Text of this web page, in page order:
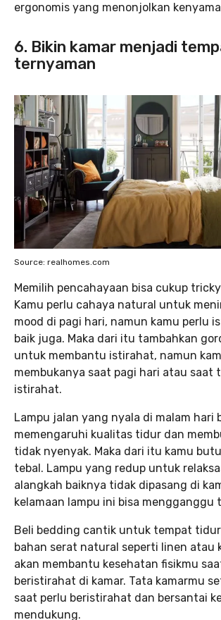
ergonomis yang menonjolkan
6. Bikin kamar menjadi
ternyaman
Source: realhomes.com
Memilih pencahayaan bisa cukup
Kamu perlu cahaya natural untuk
mood di pagi hari, namun kamu perlu
baik juga. Maka dari itu tambahkan
untuk membantu istirahat, namun
membukanya saat pagi hari atau saat
istirahat.
Lampu jalan yang nyala di malam hari
memengaruhi kualitas tidur dan
tidak nyenyak. Maka dari itu kamu
tebal. Lampu yang redup untuk
alangkah baiknya tidak dipasang di
kelamaan lampu ini bisa mengganggu
Beli bedding cantik untuk tempat
bahan serat natural seperti linen atau
akan membantu kesehatan fisikmu
beristirahat di kamar. Tata kamarmu
saat perlu beristirahat dan bersantai
mendukung.